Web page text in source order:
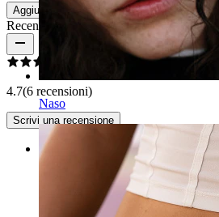
Naso
Aggiungi al carrello
Recensioni del prodotto
4.7(6 recensioni)
Scrivi una recensione
Rating